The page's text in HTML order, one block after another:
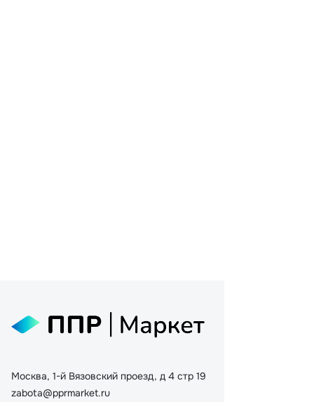
Москва, 1-й Вязовский проезд, д 4 стр 19
zabota@pprmarket.ru